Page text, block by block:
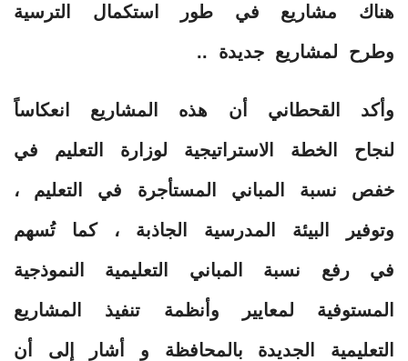
هناك مشاريع في طور استكمال الترسية
وطرح لمشاريع جديدة ..
وأكد القحطاني أن هذه المشاريع انعكاساً
لنجاح الخطة الاستراتيجية لوزارة التعليم في
خفص نسبة المباني المستأجرة في التعليم ،
وتوفير البيئة المدرسية الجاذبة ، كما تُسهم
في رفع نسبة المباني التعليمية النموذجية
المستوفية لمعايير وأنظمة تنفيذ المشاريع
التعليمية الجديدة بالمحافظة و أشار إلى أن